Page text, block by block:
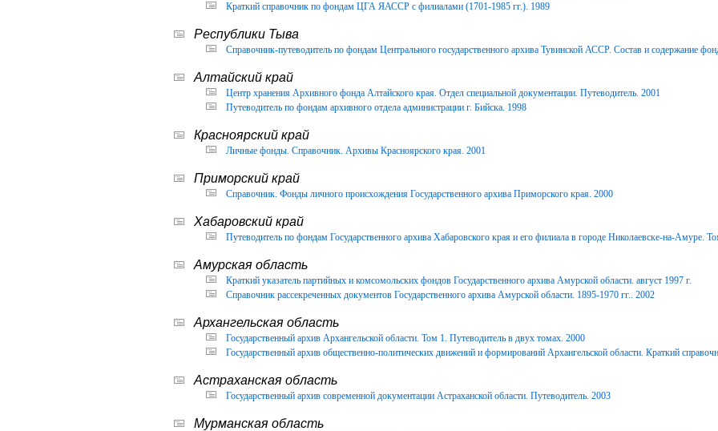
Краткий справочник по фондам ЦГА ЯАССР с филиалами (1701-1985 гг.). 1989
Республики Тыва
Справочник-путеводитель по фондам Центрального государственного архива Тувинской АССР. Состав и содержание
Алтайский край
Центр хранения Архивного фонда Алтайского края. Отдел специальной документации. Путеводитель. 2001
Путеводитель по фондам архивного отдела администрации г. Бийска. 1998
Красноярский край
Личные фонды. Справочник. Архивы Красноярского края. 2001
Приморский край
Справочник. Фонды личного происхождения Государственного архива Приморского края. 2000
Хабаровский край
Путеводитель по фондам Государственного архива Хабаровского края и его филиала в городе Николаевске-на-Амуре.
Амурская область
Краткий указатель партийных и комсомольских фондов Государственного архива Амурской области. август 1997 г.
Справочник рассекреченных документов Государственного архива Амурской области. 1895-1970 гг.. 2002
Архангельская область
Государственный архив Архангельской области. Том 1. Путеводитель в двух томах. 2000
Государственный архив общественно-политических движений и формирований Архангельской области. Краткий
Астраханская область
Государственный архив современной документации Астраханской области. Путеводитель. 2003
Мурманская область